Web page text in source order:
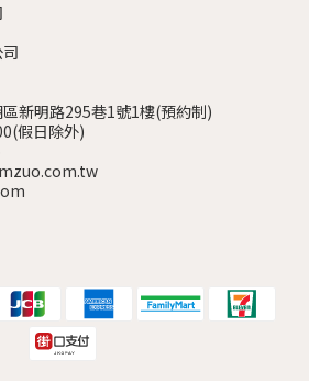
新明路295巷1號1樓(預約制)
假日除外)